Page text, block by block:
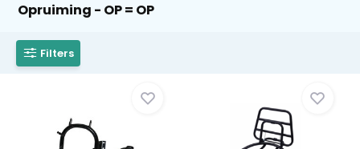
Opruiming - OP = OP
Filters